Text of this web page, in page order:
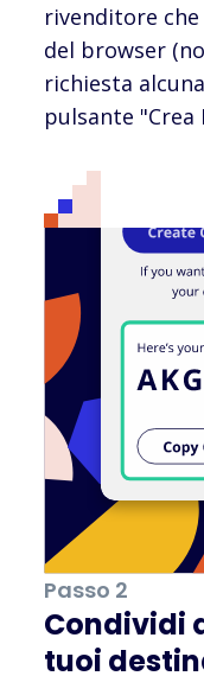
rivenditore
del browser
richiesta
pulsante "Crea
Passo 2
Condividi
tuoi